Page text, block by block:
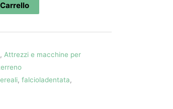
, Attrezzi e macchine per
, falcioladentata,